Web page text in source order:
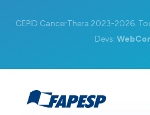
CEPID CancerThera 2023-2026.
Devs: